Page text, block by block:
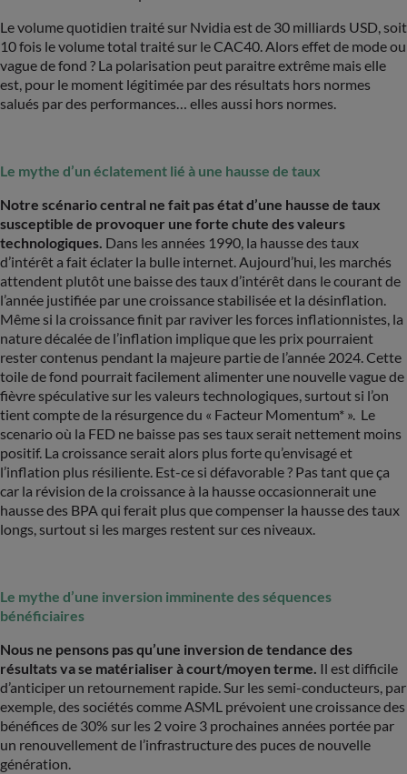
Le volume quotidien traité sur Nvidia est de 30 milliards USD, soit
10 fois le volume total traité sur le CAC40. Alors effet de mode ou
vague de fond ? La polarisation peut paraitre extrême mais elle
est, pour le moment légitimée par des résultats hors normes
salués par des performances… elles aussi hors normes.
Le mythe d’un éclatement lié à une hausse de taux
Notre scénario central ne fait pas état d’une hausse de taux
susceptible de provoquer une forte chute des valeurs
technologiques. Dans les années 1990, la hausse des taux
d’intérêt a fait éclater la bulle internet. Aujourd’hui, les marchés
attendent plutôt une baisse des taux d’intérêt dans le courant de
l’année justifiée par une croissance stabilisée et la désinflation.
Même si la croissance finit par raviver les forces inflationnistes, la
nature décalée de l’inflation implique que les prix pourraient
rester contenus pendant la majeure partie de l’année 2024. Cette
toile de fond pourrait facilement alimenter une nouvelle vague de
fièvre spéculative sur les valeurs technologiques, surtout si l’on
tient compte de la résurgence du « Facteur Momentum* ». Le
scenario où la FED ne baisse pas ses taux serait nettement moins
positif. La croissance serait alors plus forte qu’envisagé et
l’inflation plus résiliente. Est-ce si défavorable ? Pas tant que ça
car la révision de la croissance à la hausse occasionnerait une
hausse des BPA qui ferait plus que compenser la hausse des taux
longs, surtout si les marges restent sur ces niveaux.
Le mythe d’une inversion imminente des séquences
bénéficiaires
Nous ne pensons pas qu’une inversion de tendance des
résultats va se matérialiser à court/moyen terme. Il est difficile
d’anticiper un retournement rapide. Sur les semi-conducteurs, par
exemple, des sociétés comme ASML prévoient une croissance des
bénéfices de 30% sur les 2 voire 3 prochaines années portée par
un renouvellement de l’infrastructure des puces de nouvelle
génération.